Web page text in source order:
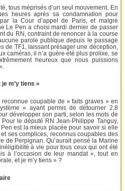
tous méprisés d’un seul mouvement. En
heures après sa condamnation pour
la Cour d’appel de Paris, et malgré
Le Pen a choisi mardi dernier de passer
du RN, contraint de renoncer à la course
parole publique depuis le passage
de TF1, laissant présager une déception,
caméras, il n’a guère été plus prolixe, se
heureux que nous puissions
m’y tiens »
reconnue coupable de « faits graves » en
» ayant permis de détourner 2,8
développer son parti, selon les mots de
le député RN Jean-Philippe Tanguy,
est la mieux placée pour savoir si elle
ses complices, reconnus coupables des
de Perpignan. Qu’aurait pensé la Marine
à vie pour tous ceux qui ont été
à l’occasion de leur mandat », tout en
et je m’y tiens » ?